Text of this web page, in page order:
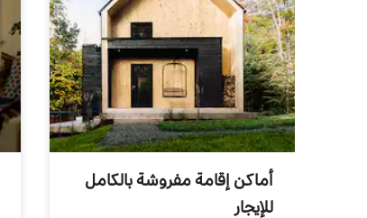
أماكن إقامة مفروشة بالكامل
للإيجار